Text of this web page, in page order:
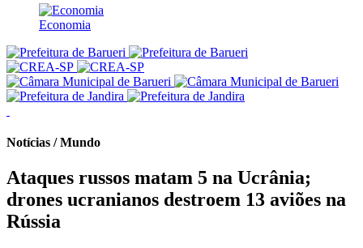
Economia
Notícias / Mundo
Ataques russos matam 5 na Ucrânia;
drones ucranianos destroem 13 aviões na
Rússia